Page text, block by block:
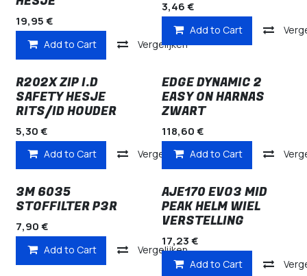
19,95€
Add to Cart Vergelijken
3,46€
Add to Cart
R202X ZIP I.D
SAFETY HESJE
RITS/ID HOUDER
5,30€
Add to Cart Vergelijken
EDGE DYNAMIC 2
EASY ON HARNAS
ZWART
118,60€
Add to Cart
3M 6035
STOFFILTER P3R
7,90€
Add to Cart Vergelijken
AJE170 EVO3 MID
PEAK HELM WIEL
VERSTELLING
17,23€
Add to Cart